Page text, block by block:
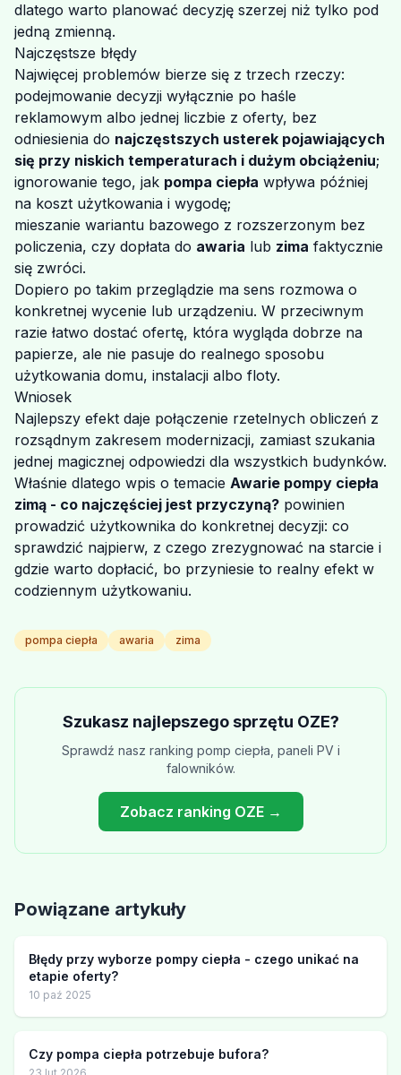
dlatego warto planować decyzję szerzej niż tylko pod
jedną zmienną.
Najczęstsze błędy
Najwięcej problemów bierze się z trzech rzeczy:
podejmowanie decyzji wyłącznie po haśle
reklamowym albo jednej liczbie z oferty, bez
odniesienia do najczęstszych usterek pojawiających
się przy niskich temperaturach i dużym obciążeniu;
ignorowanie tego, jak pompa ciepła wpływa później
na koszt użytkowania i wygodę;
mieszanie wariantu bazowego z rozszerzonym bez
policzenia, czy dopłata do awaria lub zima faktycznie
się zwróci.
Dopiero po takim przeglądzie ma sens rozmowa o
konkretnej wycenie lub urządzeniu. W przeciwnym
razie łatwo dostać ofertę, która wygląda dobrze na
papierze, ale nie pasuje do realnego sposobu
użytkowania domu, instalacji albo floty.
Wniosek
Najlepszy efekt daje połączenie rzetelnych obliczeń z
rozsądnym zakresem modernizacji, zamiast szukania
jednej magicznej odpowiedzi dla wszystkich budynków.
Właśnie dlatego wpis o temacie Awarie pompy ciepła
zimą - co najczęściej jest przyczyną? powinien
prowadzić użytkownika do konkretnej decyzji: co
sprawdzić najpierw, z czego zrezygnować na starcie i
gdzie warto dopłacić, bo przyniesie to realny efekt w
codziennym użytkowaniu.
pompa ciepła awaria zima
Szukasz najlepszego sprzętu OZE?
Sprawdź nasz ranking pomp ciepła, paneli PV i
falowników.
Zobacz ranking OZE →
Powiązane artykuły
Błędy przy wyborze pompy ciepła - czego unikać na
etapie oferty?
10 paź 2025
Czy pompa ciepła potrzebuje bufora?